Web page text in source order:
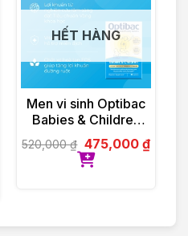
HẾT HÀNG
Men vi sinh Optibac
Babies & Children
hộp 30 gói
520,000₫ 475,000 ₫